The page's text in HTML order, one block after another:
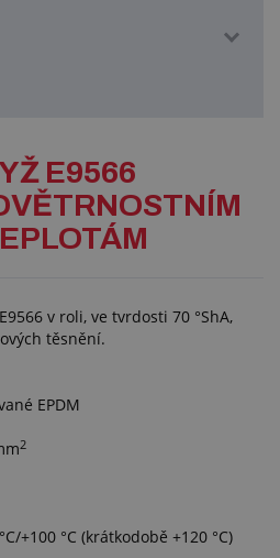
E9566
v roli, ve tvrdosti 70 °ShA,
těsnění.
EPDM
2
+100 °C (krátkodobě +120 °C)